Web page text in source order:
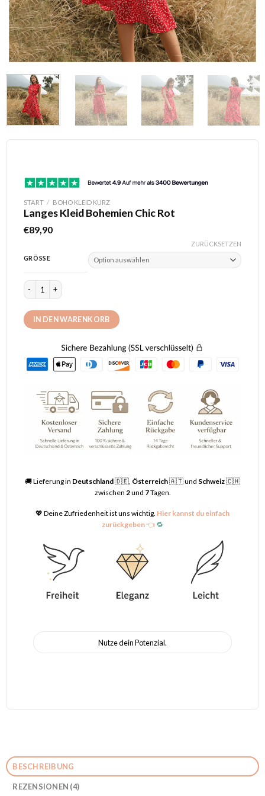
START / BOHO KLEID KURZ
Langes Kleid Bohemien Chic Rot
€89,90
GRÖSSE
ZURÜCKSETZEN
Langes Kleid Bohemien Chic Rot Menge
IN DEN WARENKORB
🚚 Lieferung in Deutschland🇩🇪, Österreich🇦🇹 und Schweiz🇨🇭
zwischen 2und 7Tagen.
💖 Deine Zufriedenheit ist uns wichtig. Hier kannst du einfach
zurückgeben👈 🔁
Nutze dein Potenzial.
BESCHREIBUNG
REZENSIONEN (4)